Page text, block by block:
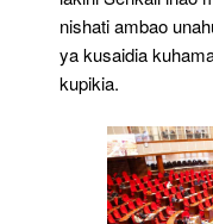
nishati ambao
ya kusaidia
kupikia.